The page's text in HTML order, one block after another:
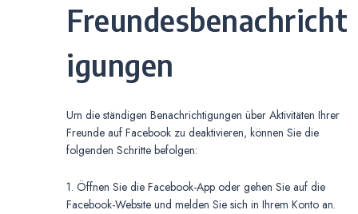
Freundesbenachricht
igungen
Um die ständigen Benachrichtigungen über Aktivitäten Ihrer
Freunde auf Facebook zu deaktivieren, können Sie die
folgenden Schritte befolgen:
1. Öffnen Sie die Facebook-App oder gehen Sie auf die
Facebook-Website und melden Sie sich in Ihrem Konto an.